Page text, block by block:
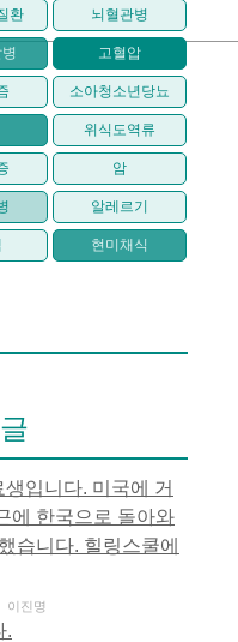
환 뇌혈관병
고혈압
소아청소년당뇨
위식도역류
암
알레르기
현미채식
입니다. 미국에 거
에 한국으로 돌아와
습니다. 힐링스쿨에
이진명
.